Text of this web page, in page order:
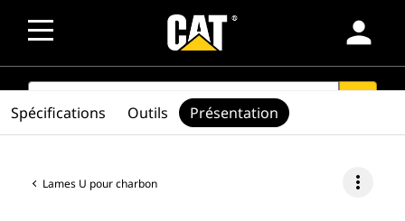
person
SEARCH
Lames U pour charbon more_vert
Spécifications Outils Présentation